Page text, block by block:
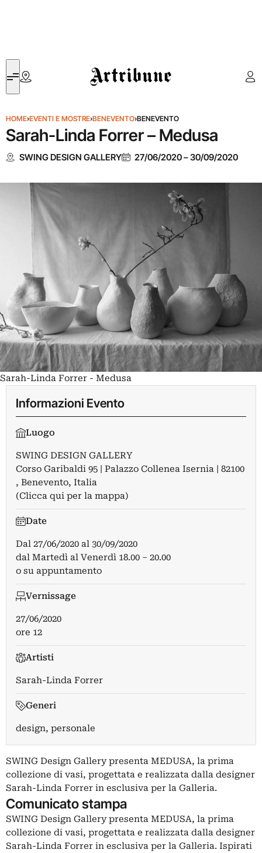
Artribune
HOME›EVENTI E MOSTRE›BENEVENTO›BENEVENTO
Sarah-Linda Forrer – Medusa
SWING DESIGN GALLERY 27/06/2020–30/09/2020
Sarah-Linda Forrer - Medusa
Informazioni Evento
Luogo
SWING DESIGN GALLERY
Corso Garibaldi 95 | Palazzo Collenea Isernia | 82100
, Benevento, Italia
(Clicca qui per la mappa)
Date
Dal 27/06/2020 al 30/09/2020
dal Martedì al Venerdì 18.00 – 20.00
o su appuntamento
Vernissage
27/06/2020
ore 12
Artisti
Sarah-Linda Forrer
Generi
design, personale
SWING Design Gallery presenta MEDUSA, la prima
collezione di vasi, progettata e realizzata dalla designer
Sarah-Linda Forrer in esclusiva per la Galleria.
Comunicato stampa
SWING Design Gallery presenta MEDUSA, la prima
collezione di vasi, progettata e realizzata dalla designer
Sarah-Linda Forrer in esclusiva per la Galleria. Ispirati